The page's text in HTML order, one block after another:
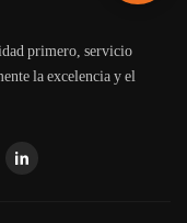
primero, servicio
la excelencia y el